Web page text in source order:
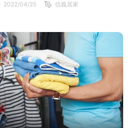
2022/04/25 信義居家